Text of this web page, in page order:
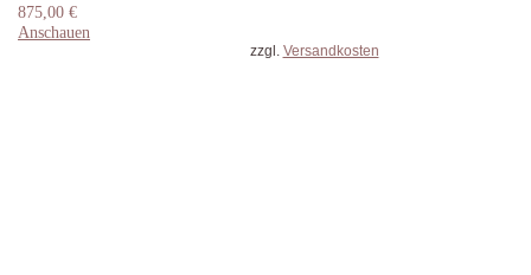
875,00 €
Anschauen
zzgl. Versandkosten